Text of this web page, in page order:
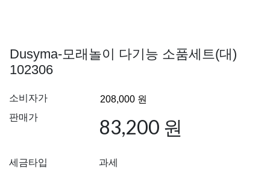
Dusyma-모래놀이 다기능 소품세트(대)
102306
소비자가
판매가
83,200 원
세금타입
과세